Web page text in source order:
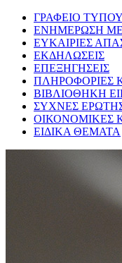
ΓΡΑΦΕΙΟ ΤΥΠΟΥ
ΕΝΗΜΕΡΩΣΗ
ΕΥΚΑΙΡΙΕΣ
ΕΚΔΗΛΩΣΕΙΣ
ΕΠΕΞΗΓΗΣΕΙΣ
ΠΛΗΡΟΦΟΡΙΕΣ
ΒΙΒΛΙΟΘΗΚΗ
ΣΥΧΝΕΣ
ΟΙΚΟΝΟΜΙΚΕΣ
ΕΙΔΙΚΑ ΘΕΜΑΤΑ